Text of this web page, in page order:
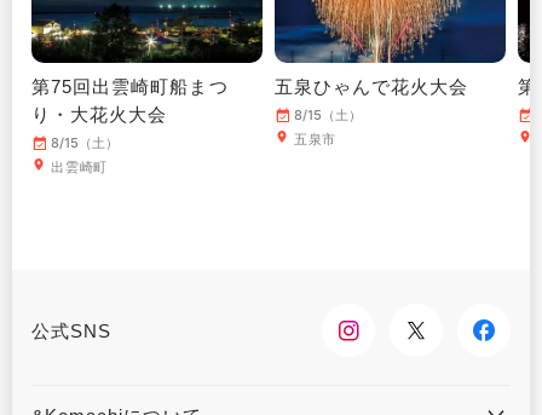
第75回出雲崎町船まつ
り・大花火大会
8/15（土）
出雲崎町
五泉ひゃんで花火大会
8/15（土）
五泉市
第
公式SNS